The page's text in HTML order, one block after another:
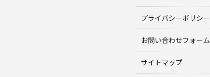
プライバシーポリシー
お問い合わせフォーム
サイトマップ